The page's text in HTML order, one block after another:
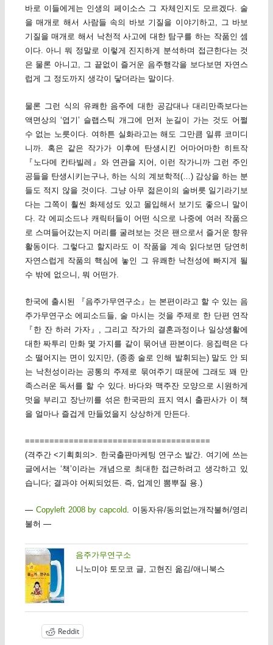
바로 이들에게는 인생의 페이소스 그 자체인지도 모르겠다. 술
을 매개로 해서 사람들 속의 바보 기질을 이야기하고, 그 바보
기질을 매개로 해서 낙천적 사고에 대한 탐구를 하는 작품인 셈
이다. 아니 뭐 정말로 이렇게 진지하게 분석하며 접근한다는 것
은 물론 아니고, 그 끝없이 즐거운 음주행각을 보다보면 자연스
럽게 그 정도까지 생각이 닿더라는 말이다.
물론 그런 식의 유쾌한 음주에 대한 공감대나 대리만족보다는
액면상의 ‘엽기’ 슬랩스틱 개그에 먼저 눈길이 가는 것도 어쩔
수 없는 노릇이다. 여하튼 실화라고는 해도 그만큼 일류 코미디
니까. 혹은 같은 작가가 이후에 탄생시킨 어마어마한 히트작
『노다메 칸타빌레』와 연관을 지어, 이런 작가니까 그런 주인
공들을 탄생시키는구나, 하는 식의 계보학적(…) 감상을 하는 분
들도 적지 않을 것이다. 그냥 아무 젊은이의 술버릇 일기라기보
다는 그쪽이 훨씬 화제성도 있고 몰입해서 보기도 좋으니 말이
다. 각 에피소드나 캐릭터들이 어떤 식으로 나중에 여러 작품으
로 스며들어갔는지 머리를 굴려보는 것은 팬으로서 즐거운 향유
활동이다. 그렇다고 할지라도 이 작품을 계속 읽다보면 당연히
자연스럽게 작품의 핵심에 놓인 그 유쾌한 낙천성에 빠지게 될
수 밖에 없으니, 뭐 어떤가.
한국에 출시된 『음주가무연구소』는 본편이라고 할 수 있는 음
주가무연구소 에피소드들, 술 마시는 것을 주제로 한 단편 연작
『한 잔 하러 가자』, 그리고 작가의 결혼과정이나 일상생활에
대한 짜투리 만화 몇 가지를 같이 묶어낸 판본이다. 응집력은 다
소 떨어지는 면이 있지만, (종종 술로 인해 발휘되는) 말도 안 되
는 낙천성이라는 공통의 주제로 묶여주기 때문에 그래도 꽤 만
족스러운 독서를 할 수 있다. 바다와 맥주잔 모양으로 시원하게
멋을 부리고 장난끼를 섞은 한국판의 표지 역시 출판사가 이 책
을 얼마나 즐겁게 만들었을지 상상하게 만든다.
======================================
(격주간 <기획회의>. 한국출판마케팅 연구소 발간. 여기에 쓰는
글에서는 ‘책’이라는 개념으로 최대한 접근하려고 생각하고 있
습니다; 결과야 어찌되었든. 즉, 업계인 뽐뿌질 용.)
— Copyleft 2008 by capcold . 이동자유/동의없는개작불허/영리
불허 —
음주가무연구소
니노미야 토모코 글, 고현진 옮김/애니북스
Reddit